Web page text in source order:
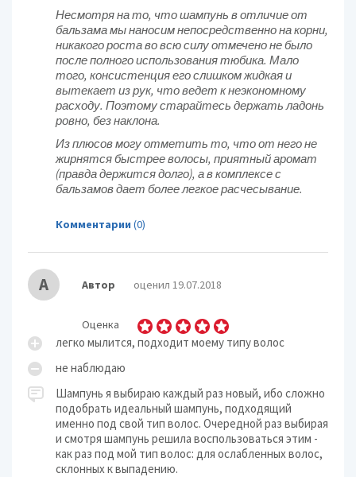
Несмотря на то, что шампунь в отличие от
бальзама мы наносим непосредственно на корни,
никакого роста во всю силу отмечено не было
после полного использования тюбика. Мало
того, консистенция его слишком жидкая и
вытекает из рук, что ведет к неэкономному
расходу. Поэтому старайтесь держать ладонь
ровно, без наклона.
Из плюсов могу отметить то, что от него не
жирнятся быстрее волосы, приятный аромат
(правда держится долго), а в комплексе с
бальзамов дает более легкое расчесывание.
Комментарии (0)
А Автор оценил 19.07.2018
Оценка
легко мылится, подходит моему типу волос
не наблюдаю
Шампунь я выбираю каждый раз новый, ибо сложно
подобрать идеальный шампунь, подходящий
именно под свой тип волос. Очередной раз выбирая
и смотря шампунь решила воспользоваться этим -
как раз под мой тип волос: для ослабленных волос,
склонных к выпадению.